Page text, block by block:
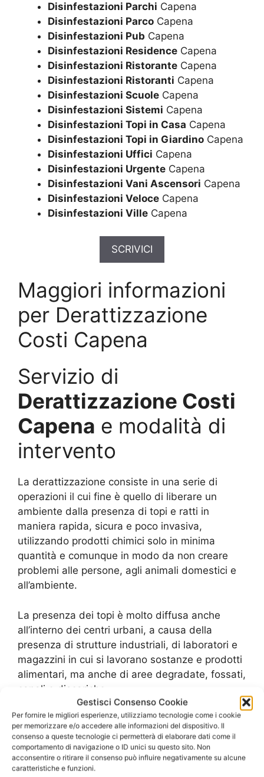
Gestisci Consenso Cookie
Per fornire le migliori esperienze, utilizziamo tecnologie come i cookie
per memorizzare e/o accedere alle informazioni del dispositivo. Il
consenso a queste tecnologie ci permetterà di elaborare dati come il
comportamento di navigazione o ID unici su questo sito. Non
acconsentire o ritirare il consenso può influire negativamente su alcune
caratteristiche e funzioni.
Disinfestazioni Parchi Capena
Disinfestazioni Parco Capena
Disinfestazioni Pub Capena
Disinfestazioni Residence Capena
Disinfestazioni Ristorante Capena
Disinfestazioni Ristoranti Capena
Disinfestazioni Scuole Capena
Disinfestazioni Sistemi Capena
Disinfestazioni Topi in Casa Capena
Disinfestazioni Topi in Giardino Capena
Disinfestazioni Uffici Capena
Disinfestazioni Urgente Capena
Disinfestazioni Vani Ascensori Capena
Disinfestazioni Veloce Capena
Disinfestazioni Ville Capena
SCRIVICI
Maggiori informazioni
per Derattizzazione
Costi Capena
Servizio di
Derattizzazione Costi
Capena e modalità di
intervento
La derattizzazione consiste in una serie di
operazioni il cui fine è quello di liberare un
ambiente dalla presenza di topi e ratti in
maniera rapida, sicura e poco invasiva,
utilizzando prodotti chimici solo in minima
quantità e comunque in modo da non creare
problemi alle persone, agli animali domestici e
all’ambiente.
La presenza dei topi è molto diffusa anche
all’interno dei centri urbani, a causa della
presenza di strutture industriali, di laboratori e
magazzini in cui si lavorano sostanze e prodotti
alimentari, ma anche di aree degradate, fossati,
canali e discariche.
Per la Derattizzazione Costi Capenae
modalità di intervento possono variare in
relazione al tipo di struttura nella quale è
necessario intervenire, all’entità